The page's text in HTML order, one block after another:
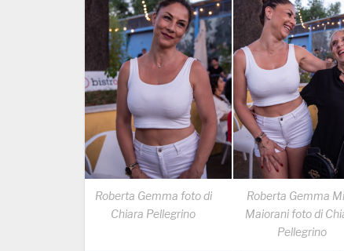
Roberta Gemma foto di
Chiara Pellegrino
Roberta Gemma
Maiorani foto di
Pellegrino